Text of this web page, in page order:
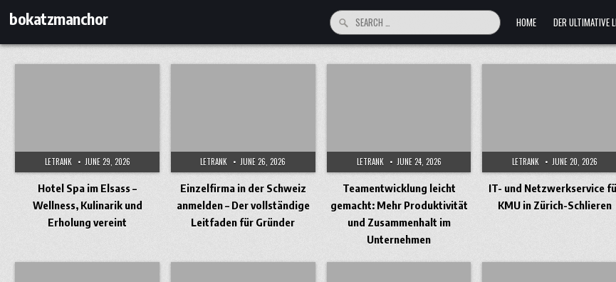
bokatzmanchor
Search
for:
HOME DER ULTIMATIVE
LETRANK JUNE 29, 2026
Hotel Spa im Elsass –
Wellness, Kulinarik und
Erholung vereint
LETRANK JUNE 26, 2026
Einzelfirma in der Schweiz
anmelden – Der vollständige
Leitfaden für Gründer
LETRANK JUNE 24, 2026
Teamentwicklung leicht
gemacht: Mehr Produktivität
und Zusammenhalt im
Unternehmen
LETRANK JUNE 20, 2026
IT- und Netzwerkservice
KMU in Zürich-Schlieren